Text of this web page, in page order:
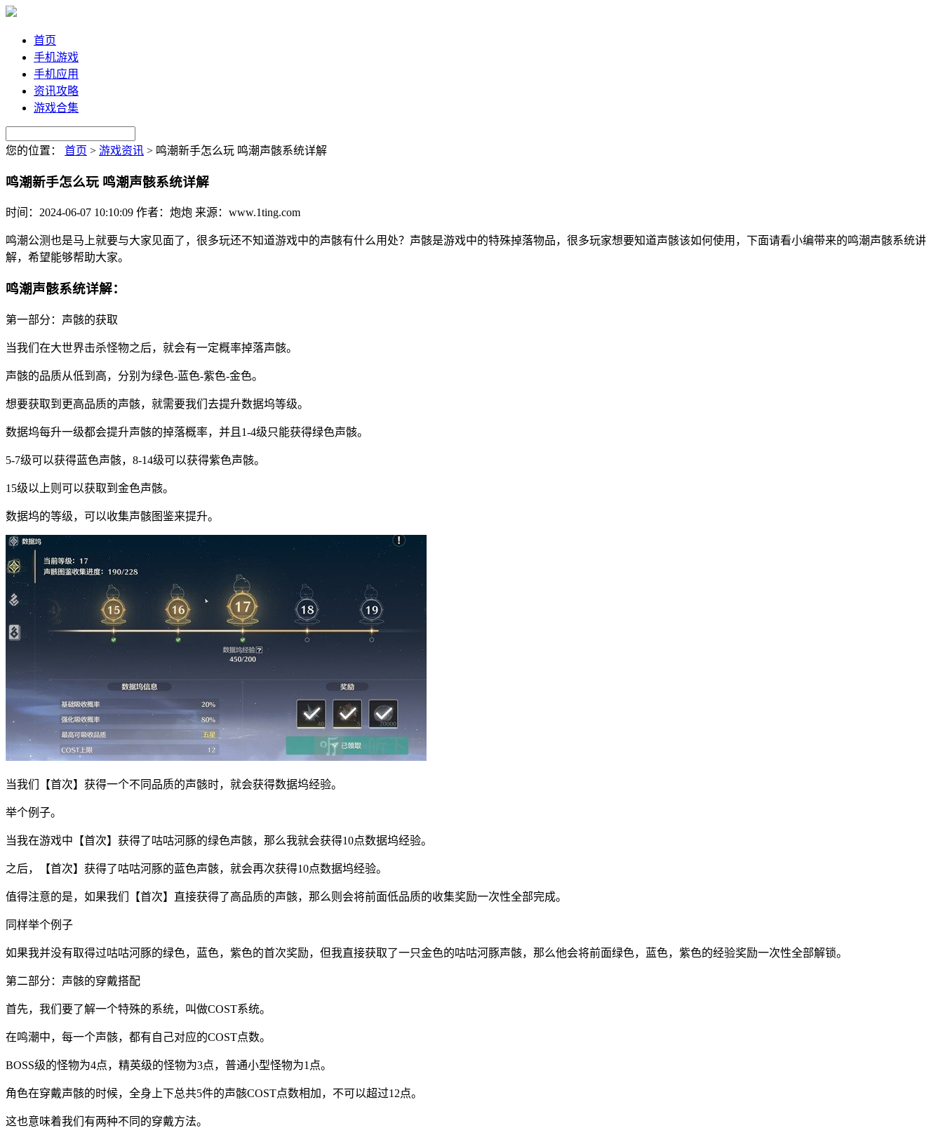
首页
手机游戏
手机应用
资讯攻略
游戏合集
您的位置： 首页 > 游戏资讯 > 鸣潮新手怎么玩 鸣潮声骸系统详解
鸣潮新手怎么玩 鸣潮声骸系统详解
时间：2024-06-07 10:10:09 作者：炮炮 来源：www.1ting.com
鸣潮公测也是马上就要与大家见面了，很多玩还不知道游戏中的声骸有什么用处？声骸是游戏中的特殊掉落物品，很多玩家想要知道声骸该如何使用，下面请看小编带来的鸣潮声骸系统讲
解，希望能够帮助大家。
鸣潮声骸系统详解：
第一部分：声骸的获取
当我们在大世界击杀怪物之后，就会有一定概率掉落声骸。
声骸的品质从低到高，分别为绿色-蓝色-紫色-金色。
想要获取到更高品质的声骸，就需要我们去提升数据坞等级。
数据坞每升一级都会提升声骸的掉落概率，并且1-4级只能获得绿色声骸。
5-7级可以获得蓝色声骸，8-14级可以获得紫色声骸。
15级以上则可以获取到金色声骸。
数据坞的等级，可以收集声骸图鉴来提升。
当我们【首次】获得一个不同品质的声骸时，就会获得数据坞经验。
举个例子。
当我在游戏中【首次】获得了咕咕河豚的绿色声骸，那么我就会获得10点数据坞经验。
之后，【首次】获得了咕咕河豚的蓝色声骸，就会再次获得10点数据坞经验。
值得注意的是，如果我们【首次】直接获得了高品质的声骸，那么则会将前面低品质的收集奖励一次性全部完成。
同样举个例子
如果我并没有取得过咕咕河豚的绿色，蓝色，紫色的首次奖励，但我直接获取了一只金色的咕咕河豚声骸，那么他会将前面绿色，蓝色，紫色的经验奖励一次性全部解锁。
第二部分：声骸的穿戴搭配
首先，我们要了解一个特殊的系统，叫做COST系统。
在鸣潮中，每一个声骸，都有自己对应的COST点数。
BOSS级的怪物为4点，精英级的怪物为3点，普通小型怪物为1点。
角色在穿戴声骸的时候，全身上下总共5件的声骸COST点数相加，不可以超过12点。
这也意味着我们有两种不同的穿戴方法。